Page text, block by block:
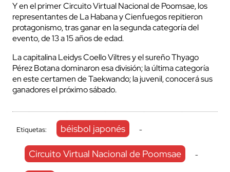
Y en el primer Circuito Virtual Nacional de Poomsae, los
representantes de La Habana y Cienfuegos repitieron
protagonismo, tras ganar en la segunda categoría del
evento, de 13 a 15 años de edad.
La capitalina Leidys Coello Viltres y el sureño Thyago
Pérez Botana dominaron esa división; la última categoría
en este certamen de Taekwando; la juvenil, conocerá sus
ganadores el próximo sábado.
Etiquetas: béisbol japonés -
Circuito Virtual Nacional de Poomsae -